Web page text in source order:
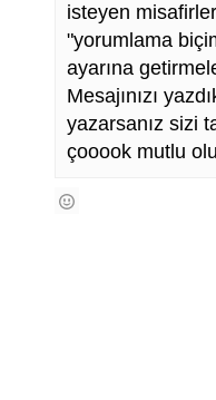
isteyen
"yorumlama
ayarına
Mesajınızı
yazarsanız sizi
çooook mutlu